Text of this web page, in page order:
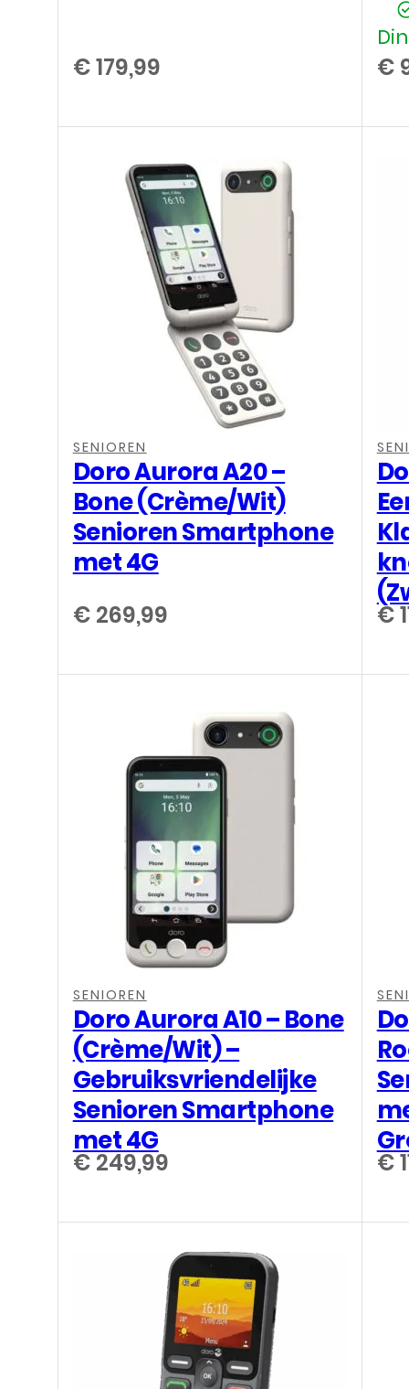
€179,99 €
SENIOREN
Doro Aurora A20 –
Bone (Crème/Wit)
Senioren Smartphone
met 4G
€ 269,99 €
SENIOREN
Doro Aurora A10 – Bone
(Crème/Wit) –
Gebruiksvriendelijke
Senioren Smartphone
met 4G
€249,99 €